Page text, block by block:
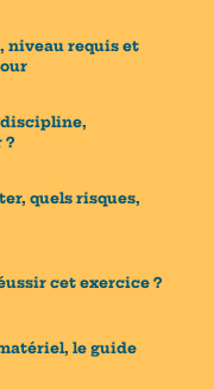
niveau requis et
?
quels risques,
cet exercice ?
le guide